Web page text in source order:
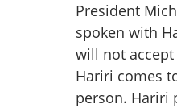
President
spoken with
will not
Hariri comes
person. Hariri